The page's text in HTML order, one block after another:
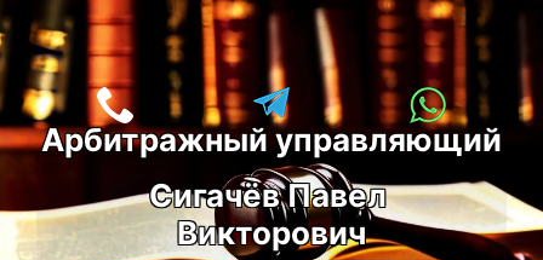
Перейти
к
содержимому
Арбитражный управляющий
Сигачёв Павел
Викторович